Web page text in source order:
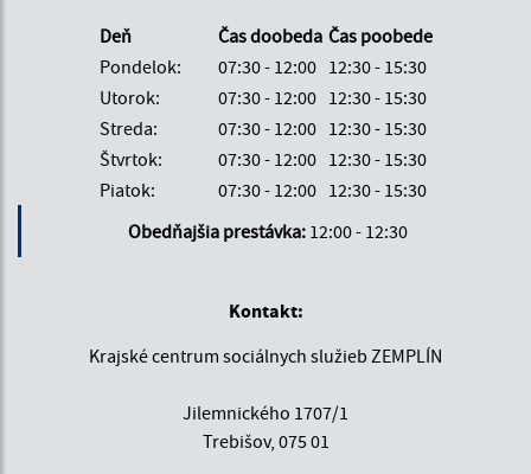
Deň Čas doobeda Čas poobede
Pondelok:
07:30 - 12:00 12:30 - 15:30
Utorok:
07:30 - 12:00 12:30 - 15:30
Streda:
07:30 - 12:00 12:30 - 15:30
Štvrtok:
07:30 - 12:00 12:30 - 15:30
Piatok:
07:30 - 12:00 12:30 - 15:30
Obedňajšia prestávka: 12:00 - 12:30
Kontakt:
Krajské centrum sociálnych služieb ZEMPLÍN
Jilemnického 1707/1
Trebišov, 075 01